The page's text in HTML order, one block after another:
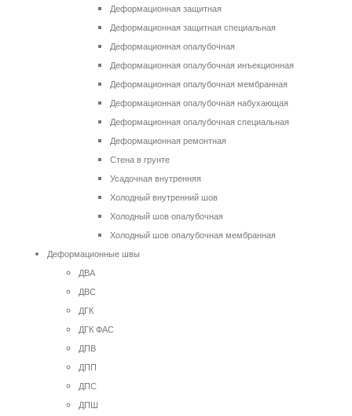
Деформационная защитная
Деформационная защитная специальная
Деформационная опалубочная
Деформационная опалубочная инъекционная
Деформационная опалубочная мембранная
Деформационная опалубочная набухающая
Деформационная опалубочная специальная
Деформационная ремонтная
Стена в грунте
Усадочная внутренняя
Холодный внутренний шов
Холодный шов опалубочная
Холодный шов опалубочная мембранная
Деформационные швы
ДВА
ДВС
ДГК
ДГК ФАС
ДПВ
ДПП
ДПС
ДПШ